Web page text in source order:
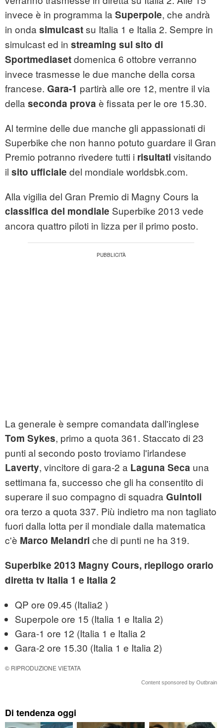
invece è in programma la Superpole, che andrà
in onda simulcastsu Italia 1 e Italia 2. Sempre in
simulcast ed in streaming sul sito di
Sportmediasetdomenica 6 ottobre verranno
invece trasmesse le due manche della corsa
francese. Gara-1 partirà alle ore 12, mentre il via
della seconda prova è fissata per le ore 15.30.
Al termine delle due manche gli appassionati di
Superbike che non hanno potuto guardare il Gran
Premio potranno rivedere tutti i risultati visitando
il sito ufficiale del mondiale worldsbk.com.
Alla vigilia del Gran Premio di Magny Cours la
classifica del mondiale Superbike 2013 vede
ancora quattro piloti in lizza per il primo posto.
La generale è sempre comandata dall'inglese
Tom Sykes, primo a quota 361. Staccato di 23
punti al secondo posto troviamo l'irlandese
Laverty, vincitore di gara-2 a Laguna Seca una
settimana fa, successo che gli ha consentito di
superare il suo compagno di squadra Guintoli
ora terzo a quota 337. Più indietro ma non tagliato
fuori dalla lotta per il mondiale dalla matematica
c'è Marco Melandri che di punti ne ha 319.
Superbike 2013 Magny Cours, riepilogo orario
diretta tv Italia 1 e Italia 2
QP ore 09.45 (Italia2 )
Superpole ore 15 (Italia 1 e Italia 2)
Gara-1 ore 12 (Italia 1 e Italia 2
Gara-2 ore 15.30 (Italia 1 e Italia 2)
© RIPRODUZIONE VIETATA
Content sponsored by Outbrain
Di tendenza oggi